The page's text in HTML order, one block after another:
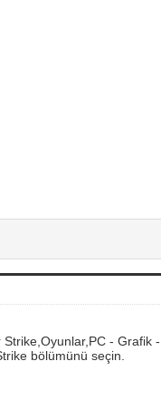
- Grafik -
bölümünü seçin.